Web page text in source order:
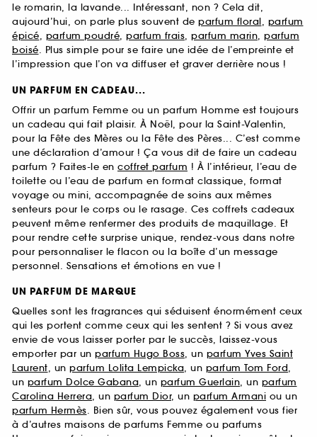
le romarin, la lavande... Intéressant, non ? Cela dit,
aujourd’hui, on parle plus souvent de parfum floral, parfum
épicé, parfum poudré, parfum frais, parfum marin, parfum
boisé. Plus simple pour se faire une idée de l’empreinte et
l’impression que l’on va diffuser et graver derrière nous !
UN PARFUM EN CADEAU...
Offrir un parfum Femme ou un parfum Homme est toujours
un cadeau qui fait plaisir. À Noël, pour la Saint-Valentin,
pour la Fête des Mères ou la Fête des Pères... C’est comme
une déclaration d’amour ! Ça vous dit de faire un cadeau
parfum ? Faites-le en coffret parfum ! À l’intérieur, l’eau de
toilette ou l’eau de parfum en format classique, format
voyage ou mini, accompagnée de soins aux mêmes
senteurs pour le corps ou le rasage. Ces coffrets cadeaux
peuvent même renfermer des produits de maquillage. Et
pour rendre cette surprise unique, rendez-vous dans notre
pour personnaliser le flacon ou la boîte d’un message
personnel. Sensations et émotions en vue !
UN PARFUM DE MARQUE
Quelles sont les fragrances qui séduisent énormément ceux
qui les portent comme ceux qui les sentent ? Si vous avez
envie de vous laisser porter par le succès, laissez-vous
emporter par un parfum Hugo Boss, un parfum Yves Saint
Laurent, un parfum Lolita Lempicka, un parfum Tom Ford,
un parfum Dolce Gabana, un parfum Guerlain, un parfum
Carolina Herrera, un parfum Dior, un parfum Armani ou un
parfum Hermès. Bien sûr, vous pouvez également vous fier
à d’autres maisons de parfums Femme ou parfums